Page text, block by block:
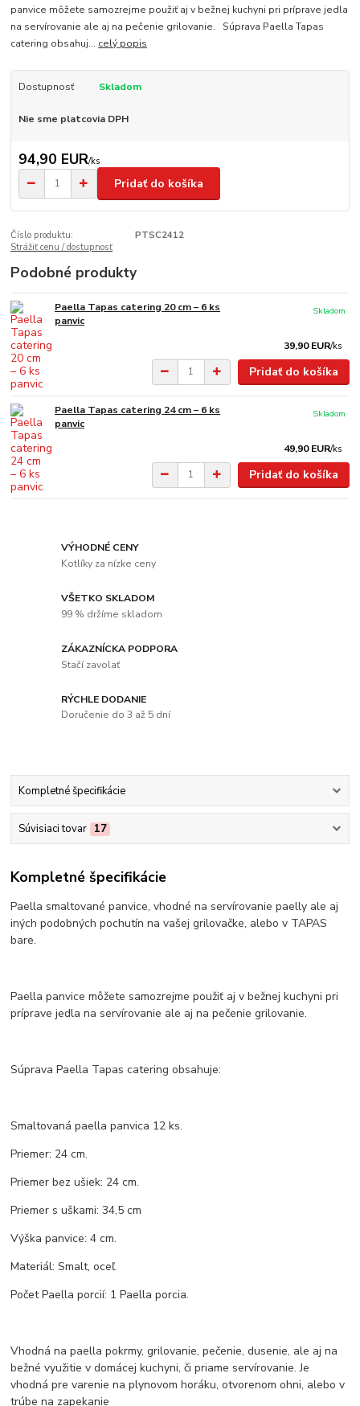
panvice môžete samozrejme použiť aj v bežnej kuchyni pri príprave jedla
na servírovanie ale aj na pečenie grilovanie. Súprava Paella Tapas
catering obsahuj... celý popis
Dostupnosť Skladom
Nie sme platcovia DPH
94,90 EUR/ks
Pridať do košíka
Číslo produktu:
PTSC2412
Strážiť cenu / dostupnosť
Podobné produkty
Paella Tapas catering 20 cm – 6 ks
panvic
39,90 EUR/ks
Skladom
Pridať do košíka
Paella Tapas catering 24 cm – 6 ks
panvic
49,90 EUR/ks
Skladom
Pridať do košíka
VÝHODNÉ CENY
Kotlíky za nízke ceny
VŠETKO SKLADOM
99 % držíme skladom
ZÁKAZNÍCKA PODPORA
Stačí zavolať
RÝCHLE DODANIE
Doručenie do 3 až 5 dní
Kompletné špecifikácie
Súvisiaci tovar 17
Kompletné špecifikácie
Paella smaltované panvice, vhodné na servírovanie paelly ale aj
iných podobných pochutín na vašej grilovačke, alebo v TAPAS
bare.
Paella panvice môžete samozrejme použiť aj v bežnej kuchyni pri
príprave jedla na servírovanie ale aj na pečenie grilovanie.
Súprava Paella Tapas catering obsahuje:
Smaltovaná paella panvica 12 ks.
Priemer: 24 cm.
Priemer bez ušiek: 24 cm.
Priemer s uškami: 34,5 cm
Výška panvice: 4 cm.
Materiál: Smalt, oceľ.
Počet Paella porcií: 1 Paella porcia.
Vhodná na paella pokrmy, grilovanie, pečenie, dusenie, ale aj na
bežné využitie v domácej kuchyni, či priame servírovanie. Je
vhodná pre varenie na plynovom horáku, otvorenom ohni, alebo v
trúbe na zapekanie